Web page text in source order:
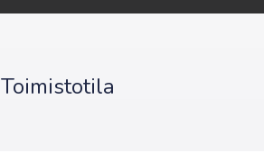
Toimistotila